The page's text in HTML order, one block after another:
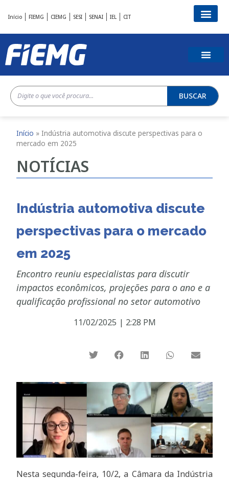
Início FIEMG CIEMG SESI SENAI IEL CIT
BUSCAR
Início »Indústria automotiva discute perspectivas para o
mercado em 2025
NOTÍCIAS
Indústria automotiva discute
perspectivas para o mercado
em 2025
Encontro reuniu especialistas para discutir
impactos econômicos, projeções para o ano e a
qualificação profissional no setor automotivo
11/02/2025 | 2:28 PM
Nesta segunda-feira, 10/2, a Câmara da Indústria